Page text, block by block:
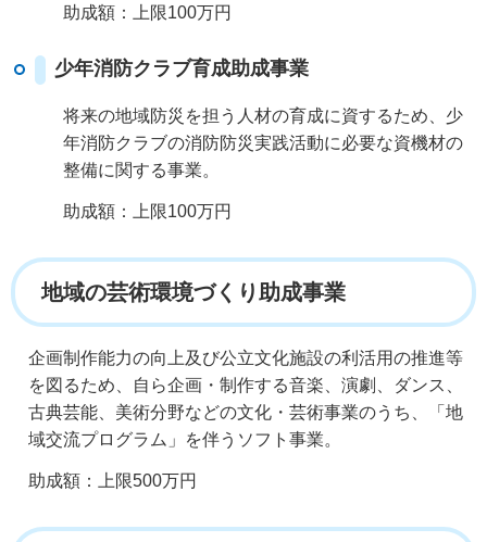
助成額：上限100万円
少年消防クラブ育成助成事業
将来の地域防災を担う人材の育成に資するため、少
年消防クラブの消防防災実践活動に必要な資機材の
整備に関する事業。
助成額：上限100万円
地域の芸術環境づくり助成事業
企画制作能力の向上及び公立文化施設の利活用の推進等
を図るため、自ら企画・制作する音楽、演劇、ダンス、
古典芸能、美術分野などの文化・芸術事業のうち、「地
域交流プログラム」を伴うソフト事業。
助成額：上限500万円